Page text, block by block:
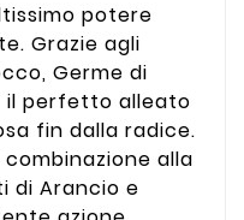
potere
Grazie agli
Germe di
il perfetto alleato
fin dalla radice.
alla
di Arancio e